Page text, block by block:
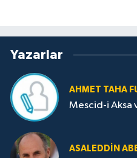
Yazarlar
AHMET TAHA
Mescid-i Aksa
ASALEDDIN